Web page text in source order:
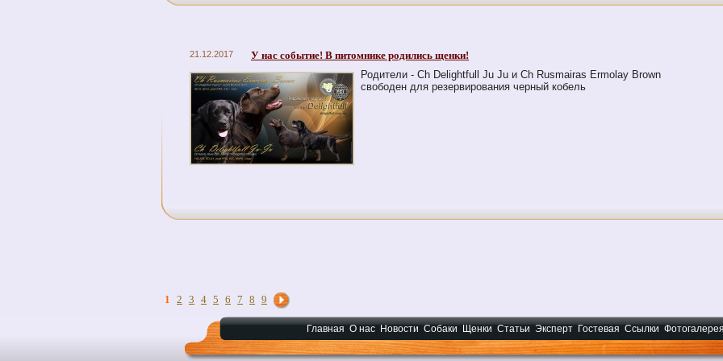
21.12.2017
У нас событие! В питомнике родились щенки!
Родители - Ch Delightfull Ju Ju и Ch Rusmairas Ermolay Brown
свободен для резервирования черный кобель
1 2 3 4 5 6 7 8 9
Главная О нас Новости Собаки Щенки Статьи Эксперт Гостевая Ссылки